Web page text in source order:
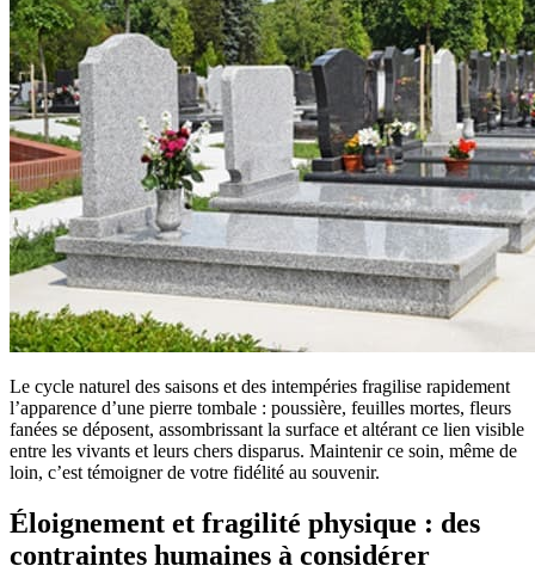
Le cycle naturel des saisons et des intempéries fragilise rapidement
l’apparence d’une pierre tombale : poussière, feuilles mortes, fleurs
fanées se déposent, assombrissant la surface et altérant ce lien visible
entre les vivants et leurs chers disparus. Maintenir ce soin, même de
loin, c’est témoigner de votre fidélité au souvenir.
Éloignement et fragilité physique : des
contraintes humaines à considérer